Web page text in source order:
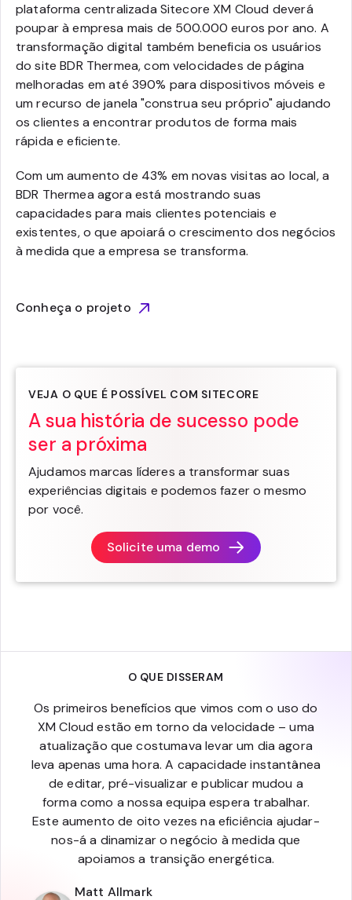
plataforma centralizada Sitecore XM Cloud deverá
poupar à empresa mais de 500.000 euros por ano. A
transformação digital também beneficia os usuários
do site BDR Thermea, com velocidades de página
melhoradas em até 390% para dispositivos móveis e
um recurso de janela "construa seu próprio" ajudando
os clientes a encontrar produtos de forma mais
rápida e eficiente.
Com um aumento de 43% em novas visitas ao local, a
BDR Thermea agora está mostrando suas
capacidades para mais clientes potenciais e
existentes, o que apoiará o crescimento dos negócios
à medida que a empresa se transforma.
Conheça o projeto
VEJA O QUE É POSSÍVEL COM SITECORE
A sua história de sucesso pode
ser a próxima
Ajudamos marcas líderes a transformar suas
experiências digitais e podemos fazer o mesmo
por você.
Solicite uma demo
O QUE DISSERAM
Os primeiros benefícios que vimos com o uso do
XM Cloud estão em torno da velocidade – uma
atualização que costumava levar um dia agora
leva apenas uma hora. A capacidade instantânea
de editar, pré-visualizar e publicar mudou a
forma como a nossa equipa espera trabalhar.
Este aumento de oito vezes na eficiência ajudar-
nos-á a dinamizar o negócio à medida que
apoiamos a transição energética.
Matt Allmark